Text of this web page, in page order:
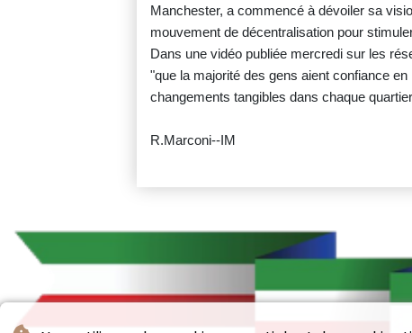
Manchester, a commencé à dévoiler sa
mouvement de décentralisation pour
Dans une vidéo publiée mercredi sur les
"que la majorité des gens aient confiance
changements tangibles dans chaque
R.Marconi--IM